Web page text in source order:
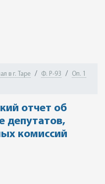
в г. Таре Ф. Р-93 Оп. 1
отчет об
депутатов,
комиссий